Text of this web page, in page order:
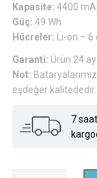
Kapasite: 4400
Güç: 49 Wh
Hücreler:
Li-on – 6
Garanti: Ürün 24
Not:
eşdeğer kalitededir.
7